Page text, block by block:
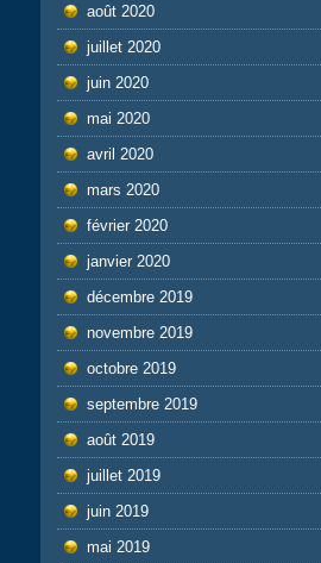
août 2020
juillet 2020
juin 2020
mai 2020
avril 2020
mars 2020
février 2020
janvier 2020
décembre 2019
novembre 2019
octobre 2019
septembre 2019
août 2019
juillet 2019
juin 2019
mai 2019